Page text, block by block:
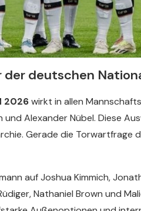
der deutschen
2026wirkt in allen
und Alexander Nübel. Diese
Gerade die
auf Joshua Kimmich,
Nathaniel Brown und